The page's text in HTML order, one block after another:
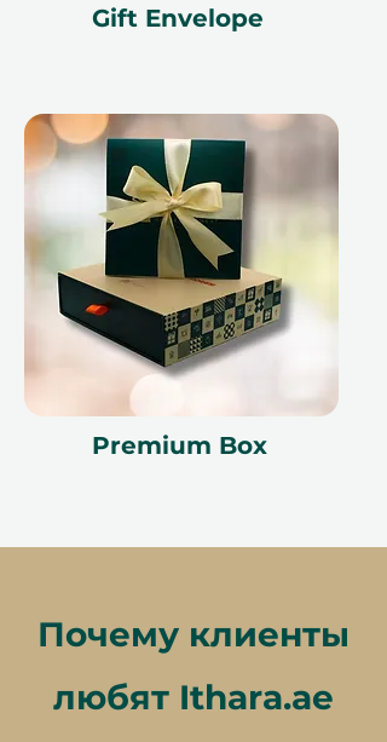
Упаковка:Доступно как
туристические налоги и сборы
могут применяться, подлежат
оплате при регистрации.
Почему это отличный подарок
Романтичный и вдумчивый
Индивидуально и гибко–
настроению, от удобства у
аэропорта до очарования
города.
Прекрасно подходит для
Gift Envelope
Premium Box
Почему клиенты
любят Ithara.ae